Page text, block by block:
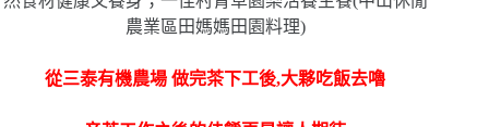
從三泰有機農場 做完茶下工後,大夥吃飯去嚕